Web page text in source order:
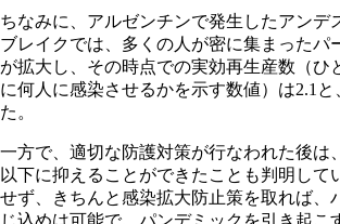
ちなみに、アルゼンチンで発生したアンデ
ブレイクでは、多くの人が密に集まったパ
が拡大し、その時点での実効再生産数（ひ
に何人に感染させるかを示す数値）は2.1と
た。
一方で、適切な防護対策が行なわれた後は
以下に抑えることができたことも判明して
せず、きちんと感染拡大防止策を取れば、
じ込めは可能で、パンデミックを引き起こ